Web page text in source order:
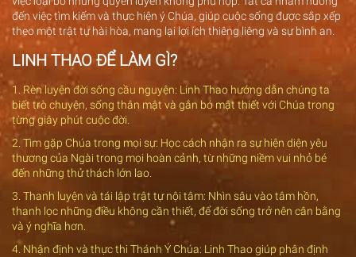
đến việc tìm kiếm và thực hiện ý Chúa, giúp cuộc sống được sắp xếp
theo một trật tự hài hòa, mang lại lợi ích thiêng liêng và sự bình an.
LINH THAO ĐỂ LÀM GÌ?
1. Rèn luyện đời sống cầu nguyện: Linh Thao hướng dẫn chúng ta
biết trò chuyện, sống thân mật và gắn bó mật thiết với Chúa trong
từng giây phút cuộc đời.
2. Tìm gặp Chúa trong mọi sự: Học cách nhận ra sự hiện diện yêu
thương của Ngài trong mọi hoàn cảnh, từ những niềm vui nhỏ bé
đến những thử thách lớn lao.
3. Thanh luyện và tái lập trật tự nội tâm: Nhìn sâu vào tâm hồn,
thanh lọc những điều không cần thiết, để đời sống trở nên cân bằng
và ý nghĩa hơn.
4. Nhận định và thực thi Thánh Ý Chúa: Linh Thao giúp phân định